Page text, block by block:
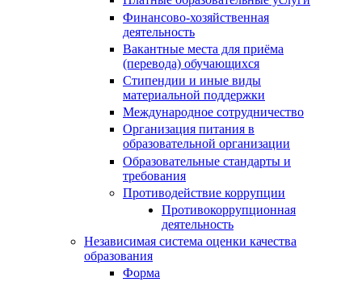
Финансово-хозяйственная
деятельность
Вакантные места для приёма
(перевода) обучающихся
Стипендии и иные виды
материальной поддержки
Международное сотрудничество
Организация питания в
образовательной организации
Образовательные стандарты и
требования
Противодействие коррупции
Противокоррупционная
деятельность
Независимая система оценки качества
образования
Форма